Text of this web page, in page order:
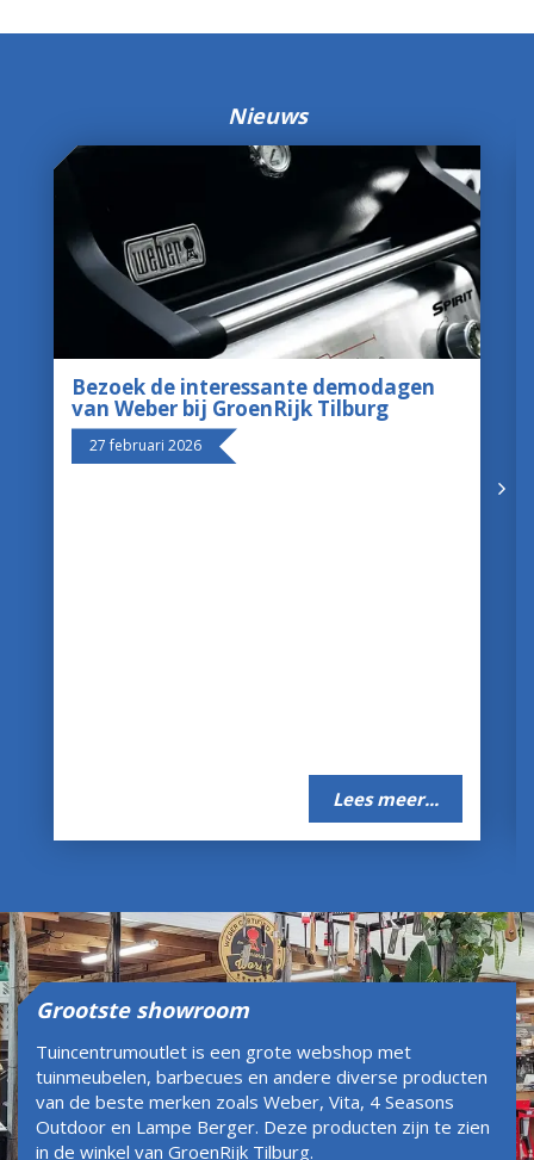
Nieuws
Bezoek de interessante demodagen
van Weber bij GroenRijk Tilburg
27 februari 2026
Lees meer...
Grootste showroom
Tuincentrumoutlet is een grote webshop met
tuinmeubelen, barbecues en andere diverse producten
van de beste merken zoals Weber, Vita, 4 Seasons
Outdoor en Lampe Berger. Deze producten zijn te zien
in de winkel van GroenRijk Tilburg.